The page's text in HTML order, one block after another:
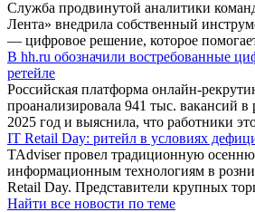
Служба продвинутой аналитики
Лента» внедрила собственный
— цифровое решение, которое
В hh.ru обозначили востребованные
ретейле
Российская платформа онлайн-
проанализировала 941 тыс. вакансий в
2025 год и выяснила, что работники
IT Retail Day: ритейл в условиях
TAdviser провел традиционную
информационным технологиям в
Retail Day. Представители крупных
Найти все новости по теме